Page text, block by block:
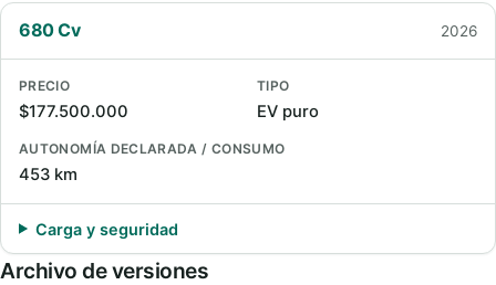
680 Cv
2026
PRECIO
$177.500.000
TIPO
EV puro
AUTONOMÍA DECLARADA / CONSUMO
453 km
Carga y seguridad
Archivo de versiones